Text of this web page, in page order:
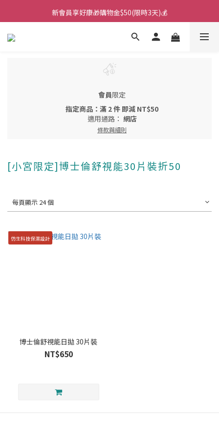
🌙韓國直送！遊樂園月拋新上市！🌙
新會員享好康🎁購物金$50(限時3天)💰
🌙韓國直送！遊樂園月拋新上市！🌙
會員限定
指定商品：滿 2 件 即減 NT$50
適用通路： 網店
條款與細則
[小宮限定]博士倫舒視能30片裝折50
每頁顯示 24 個
仿生科技保濕設計
博士倫舒視能日拋 30片裝
NT$650